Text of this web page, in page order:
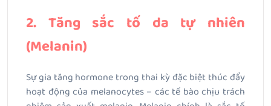
2. Tăng sắc tố da tự nhiên
(Melanin)
Sự gia tăng hormone trong thai kỳ đặc biệt thúc đẩy
hoạt động của melanocytes – các tế bào chịu trách